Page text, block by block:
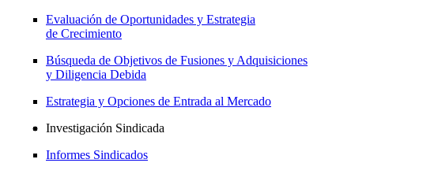
Evaluación de Oportunidades y Estrategia
de Crecimiento
Búsqueda de Objetivos de Fusiones y Adquisiciones
y Diligencia Debida
Estrategia y Opciones de Entrada al Mercado
Investigación Sindicada
Informes Sindicados